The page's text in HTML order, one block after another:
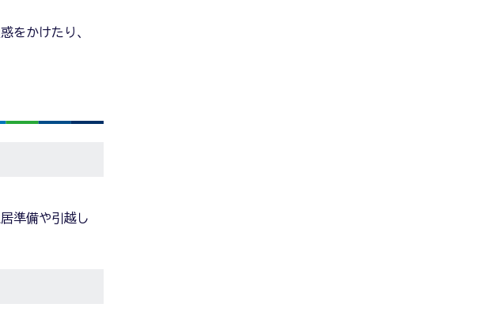
をかけたり、
準備や引越し